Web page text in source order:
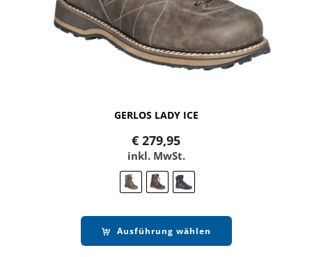
GERLOS LADY ICE
€ 279,95
inkl. MwSt.
Ausführung wählen